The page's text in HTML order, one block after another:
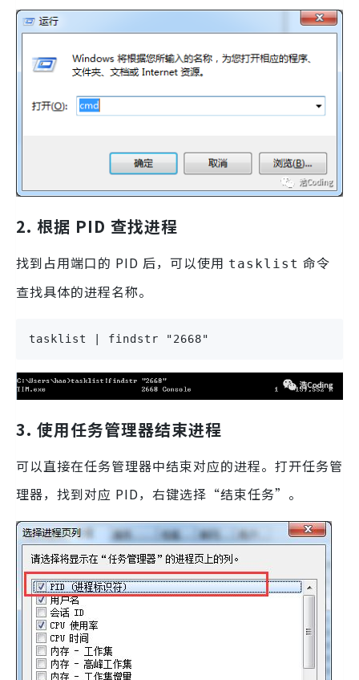
2. 根据 PID 查找进程
找到占用端口的 PID 后，可以使用 tasklist 命令
查找具体的进程名称。
tasklist | findstr "2668"
3. 使用任务管理器结束进程
可以直接在任务管理器中结束对应的进程。打开任务管
理器，找到对应 PID，右键选择“结束任务”。